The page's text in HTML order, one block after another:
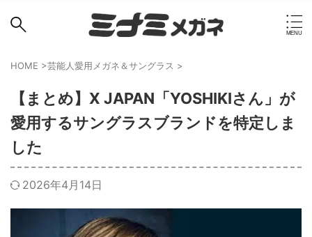
HOME >芸能人愛用メガネ＆サングラス >
【まとめ】X JAPAN「YOSHIKIさん」が
愛用するサングラスブランドを特定しま
した
2026年4月14日